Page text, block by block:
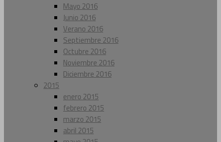
Mayo 2016
Junio 2016
Verano 2016
Septiembre 2016
Octubre 2016
Noviembre 2016
Diciembre 2016
2015
enero 2015
febrero 2015
marzo 2015
abril 2015